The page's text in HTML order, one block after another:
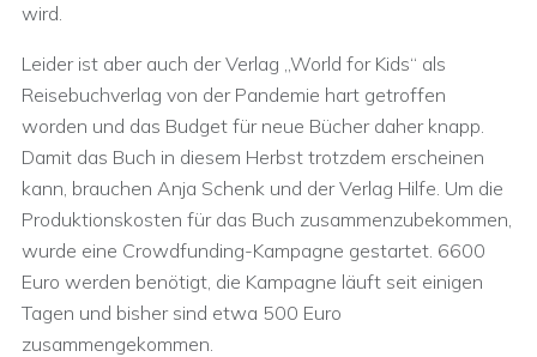
wird.
Leider ist aber auch der Verlag „World for Kids“ als
Reisebuchverlag von der Pandemie hart getroffen
worden und das Budget für neue Bücher daher knapp.
Damit das Buch in diesem Herbst trotzdem erscheinen
kann, brauchen Anja Schenk und der Verlag Hilfe. Um die
Produktionskosten für das Buch zusammenzubekommen,
wurde eine Crowdfunding-Kampagne gestartet. 6600
Euro werden benötigt, die Kampagne läuft seit einigen
Tagen und bisher sind etwa 500 Euro
zusammengekommen.